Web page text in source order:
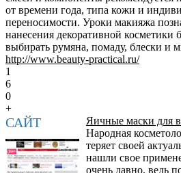
от времени года, типа кожи и
переносимости. Уроки макияжа
нанесения декоративной
выбирать румяна, помаду, блески и
http://www.beauty-practical.ru/
1
6
0
+
САЙТ
Яичные маски для
Народная
теряет своей
нашли свое
очень давно, ведь